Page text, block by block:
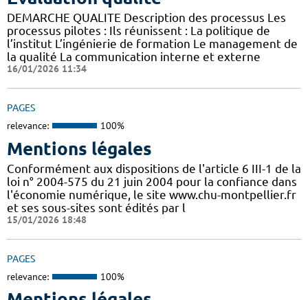
DEMARCHE QUALITE Description des processus Les
processus pilotes : Ils réunissent : La politique de
l’institut L’ingénierie de formation Le management de
la qualité La communication interne et externe
16/01/2026 11:34
PAGES
relevance: 100%
Mentions légales
Conformément aux dispositions de l'article 6 III-1 de la
loi n° 2004-575 du 21 juin 2004 pour la confiance dans
l'économie numérique, le site www.chu-montpellier.fr
et ses sous-sites sont édités par l
15/01/2026 18:48
PAGES
relevance: 100%